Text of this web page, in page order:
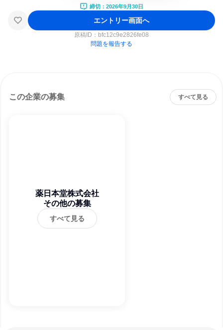
締切：2026年9月30日
エントリー画面へ
原稿ID： bfc12c9e2826fe08
問題を報告する
この企業の募集 すべて見る
薬日本堂株式会社
その他の募集
すべて見る